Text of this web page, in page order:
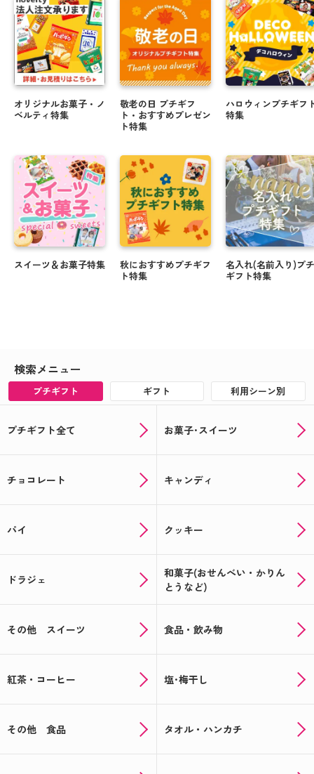
オリジナルお菓子・ノ
ベルティ特集
スイーツ＆お菓子特集
敬老の日 プチギフ
ト・おすすめプレゼン
ト特集
秋におすすめプチギフ
ト特集
ハロウィンプチギフ
特集
名入れ(名前入り)プチ
ギフト特集
検索メニュー
プチギフト ギフト 利用シーン別
プチギフト全て お菓子･スイーツ
チョコレート キャンディ
パイ クッキー
ドラジェ
和菓子(おせんべい・かりん
とうなど)
その他 スイーツ 食品・飲み物
紅茶・コーヒー 塩･梅干し
その他 食品 タオル・ハンカチ